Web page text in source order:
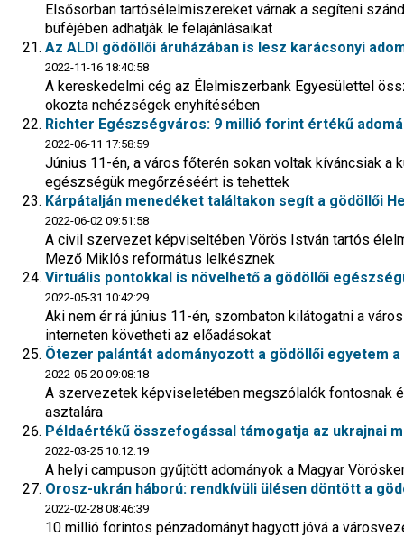
Elsősorban tartósélelmiszereket várnak a segíteni
büféjében adhatják le felajánlásaikat
Az ALDI gödöllői áruházában is lesz karácsonyi
2022-11-16 18:40:58
A kereskedelmi cég az Élelmiszerbank Egyesülettel
okozta nehézségek enyhítésében
Richter Egészségváros: 9 millió forint értékű
2022-06-11 17:58:59
Június 11-én, a város főterén sokan voltak kíváncsiak a
egészségük megőrzéséért is tehettek
Kárpátalján menedéket találtakon segít a gödöllői
2022-06-02 09:51:58
A civil szervezet képviseltében Vörös István tartós
Mező Miklós református lelkésznek
Virtuális pontokkal is növelhető a gödöllői
2022-05-31 10:42:29
Aki nem ér rá június 11-én, szombaton kilátogatni a
interneten követheti az előadásokat
Ötezer palántát adományozott a gödöllői egyetem
2022-05-20 09:08:18
A szervezetek képviseletében megszólalók fontosnak
asztalára
Példaértékű összefogással támogatja az ukrajnai
2022-03-25 10:12:19
A helyi campuson gyűjtött adományok a Magyar
Orosz-ukrán háború: rendkívüli ülésen döntött a
2022-02-28 08:46:39
10 millió forintos pénzadományt hagyott jóvá a